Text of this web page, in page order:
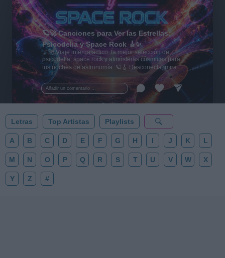
Añadir un comentario ...
🪐🚀 Canciones para Ver las Estrellas:
Psicodelia y Space Rock 🎸✨
🌌🚀 Viaje intergaláctico: la mejor selección de
psicodelia, space rock y atmósferas cósmicas para
tus noches de astronomía. 🪐🎸 Desconecta, mira
al firmamento y siente la gravedad cero. 💾 ¡Guarda
esta colección para tu próxima noche estrellada!
✨⭐
Letras Top Artistas Playlists
A B C D E F G H I J K L
M N O P Q R S T U V W X
Y Z #